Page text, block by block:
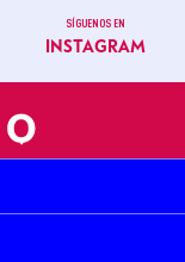
SÍGUENOS EN
INSTAGRAM